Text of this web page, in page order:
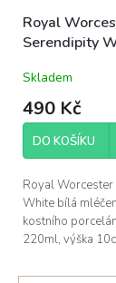
Royal
Serendipity
Skladem
490 Kč
DO KOŠÍKU
Royal
White bílá
kostního
220ml, výška